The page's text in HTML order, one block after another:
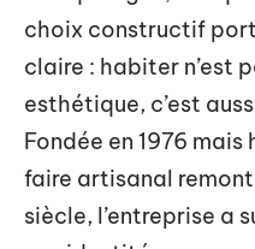
choix constructif
claire : habiter n’est
esthétique, c’est
Fondée en 1976
faire artisanal
siècle, l’entreprise a